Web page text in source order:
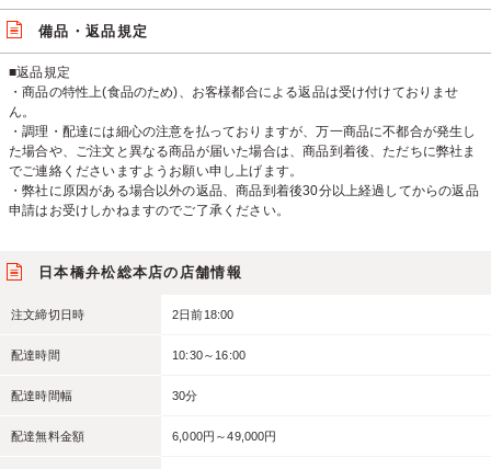
備品・返品規定
■返品規定
・商品の特性上(食品のため)、お客様都合による返品は受け付けておりませ
ん。
・調理・配達には細心の注意を払っておりますが、万一商品に不都合が発生し
た場合や、ご注文と異なる商品が届いた場合は、商品到着後、ただちに弊社ま
でご連絡くださいますようお願い申し上げます。
・弊社に原因がある場合以外の返品、商品到着後30分以上経過してからの返品
申請はお受けしかねますのでご了承ください。
日本橋弁松総本店の店舗情報
注文締切日時 2日前18:00
配達時間 10:30～16:00
配達時間幅 30分
配達無料金額 6,000円～49,000円